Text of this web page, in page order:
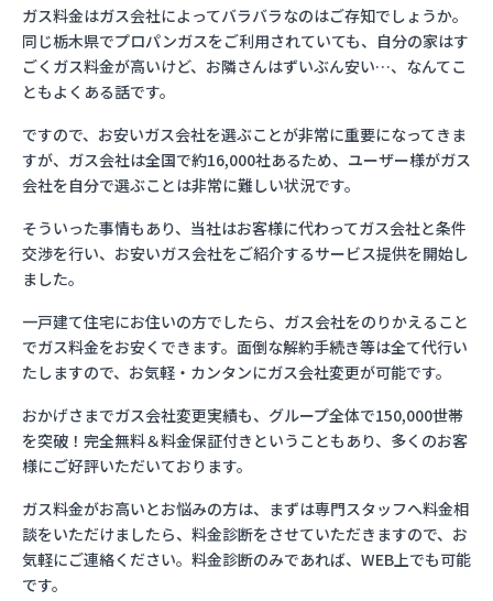
ガス料金はガス会社によってバラバラなのはご存知でしょうか。
同じ栃木県でプロパンガスをご利用されていても、自分の家はす
ごくガス料金が高いけど、お隣さんはずいぶん安い…、なんてこ
ともよくある話です。
ですので、お安いガス会社を選ぶことが非常に重要になってきま
すが、ガス会社は全国で約16,000社あるため、ユーザー様がガス
会社を自分で選ぶことは非常に難しい状況です。
そういった事情もあり、当社はお客様に代わってガス会社と条件
交渉を行い、お安いガス会社をご紹介するサービス提供を開始し
ました。
一戸建て住宅にお住いの方でしたら、ガス会社をのりかえること
でガス料金をお安くできます。面倒な解約手続き等は全て代行い
たしますので、お気軽・カンタンにガス会社変更が可能です。
おかげさまでガス会社変更実績も、グループ全体で150,000世帯
を突破！完全無料＆料金保証付きということもあり、多くのお客
様にご好評いただいております。
ガス料金がお高いとお悩みの方は、まずは専門スタッフへ料金相
談をいただけましたら、料金診断をさせていただきますので、お
気軽にご連絡ください。料金診断のみであれば、WEB上でも可能
です。